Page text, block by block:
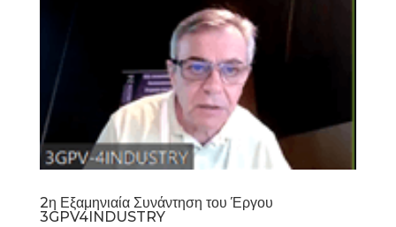
2η Εξαμηνιαία Συνάντηση του Έργου
3GPV4INDUSTRY